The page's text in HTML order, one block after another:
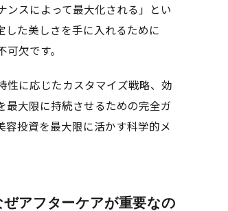
ンスによって最大化される」とい
した美しさを手に入れるために
欠です。
性に応じたカスタマイズ戦略、効
最大限に持続させるための完全ガ
投資を最大限に活かす科学的メ
アフターケアが重要なの